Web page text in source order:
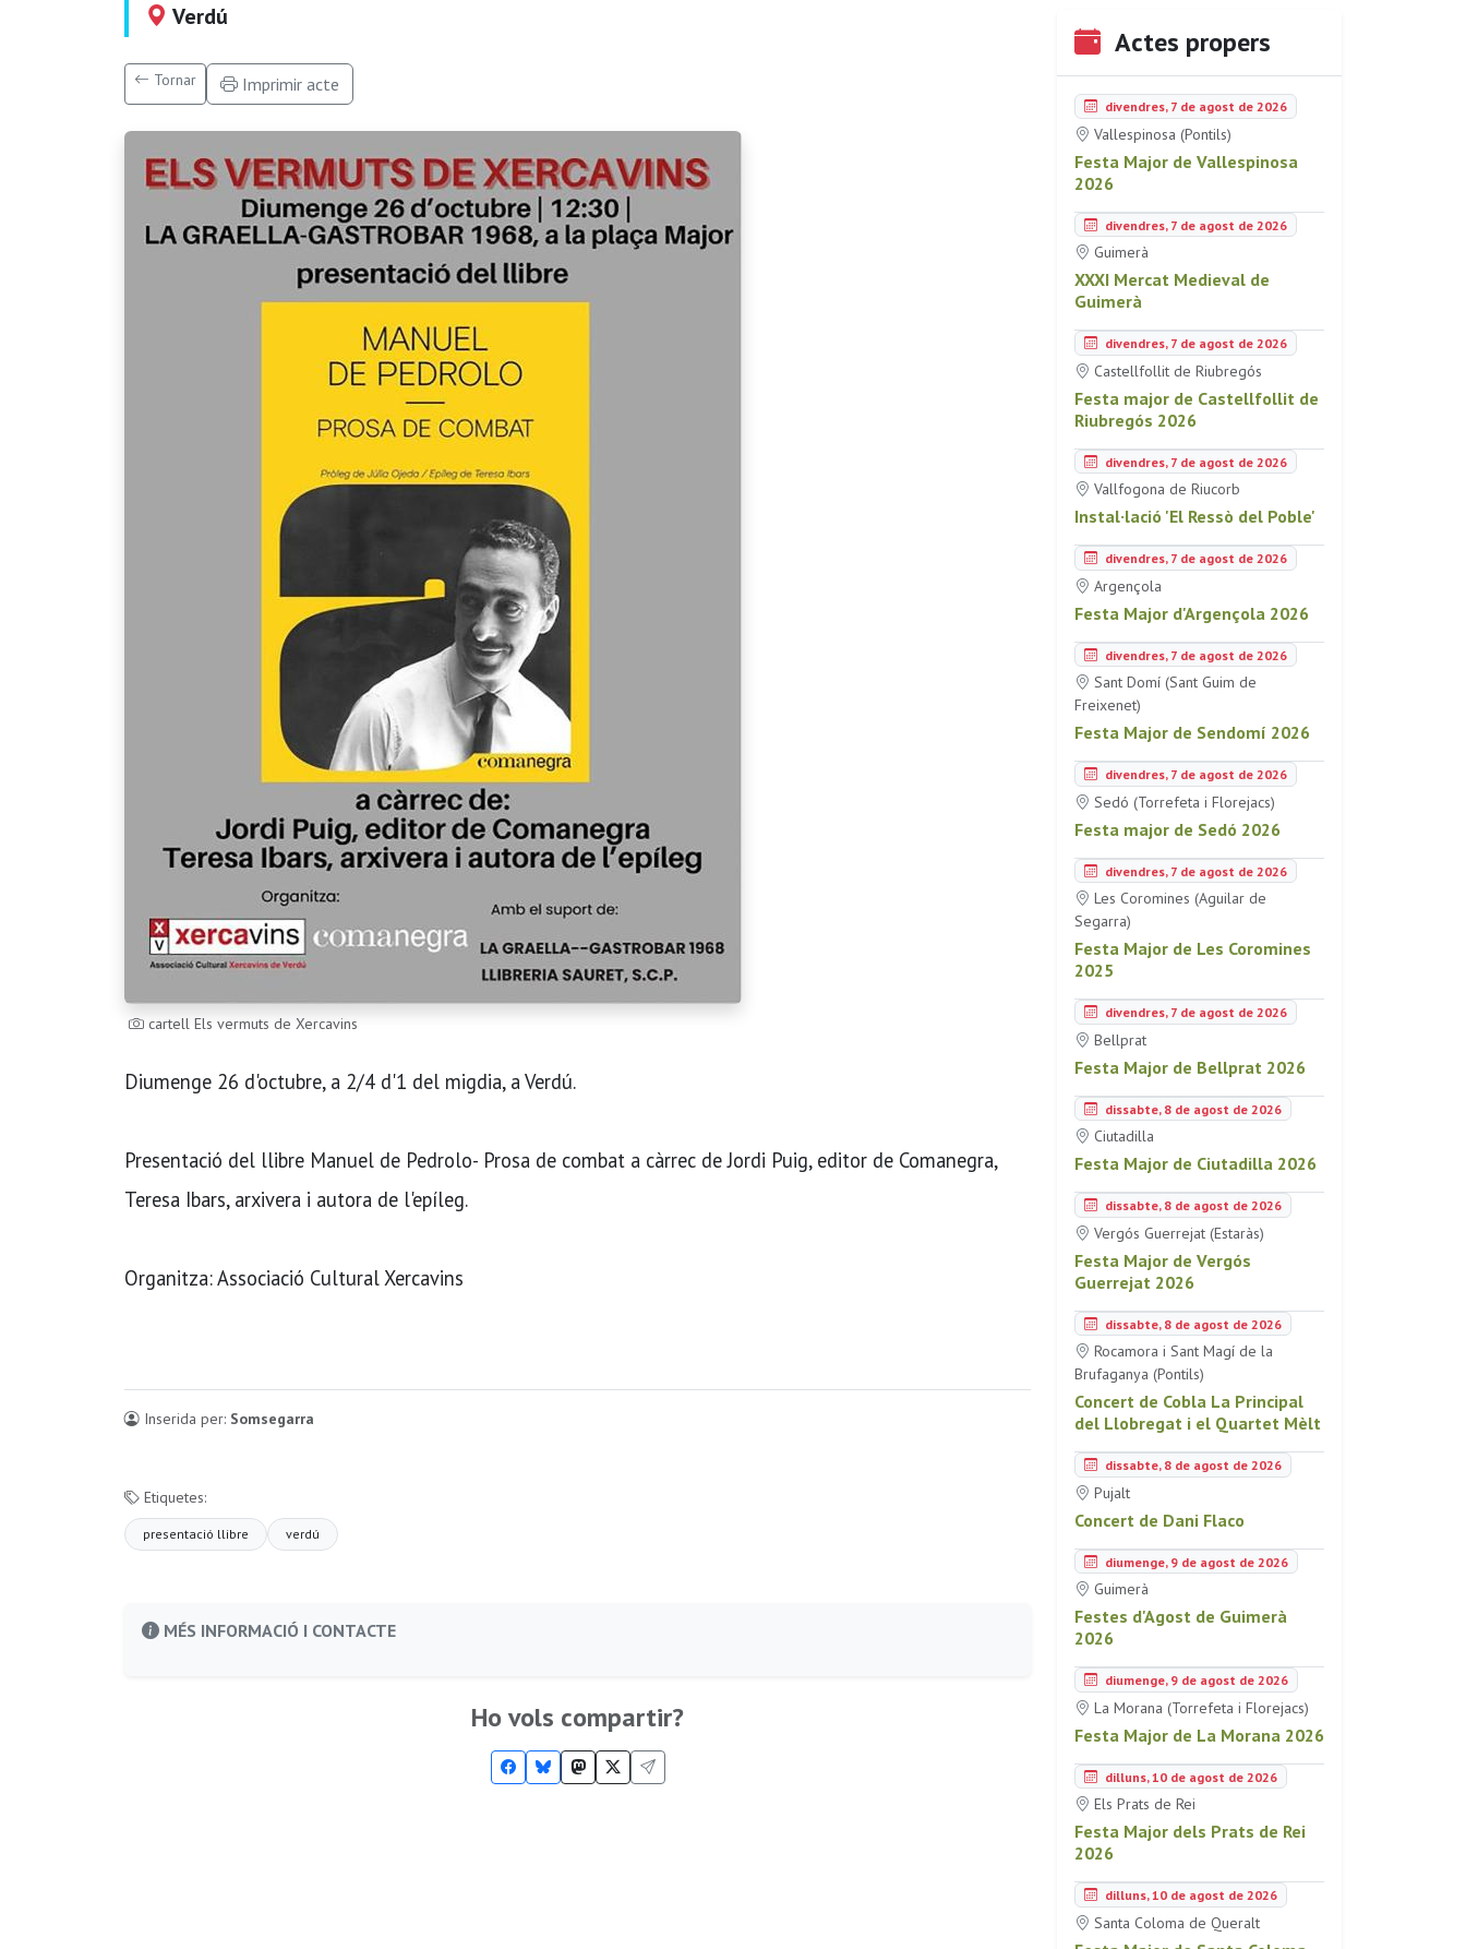
Verdú
Tornar Imprimir acte
cartell Els vermuts de Xercavins
Diumenge 26 d'octubre, a 2/4 d'1 del migdia, a Verdú.
Presentació del llibre Manuel de Pedrolo- Prosa de combat a càrrec de Jordi Puig, editor de Comanegra,
Teresa Ibars, arxivera i autora de l'epíleg.
Organitza: Associació Cultural Xercavins
Inserida per: Somsegarra
Etiquetes:
presentació llibre verdú
MÉS INFORMACIÓ I CONTACTE
Ho vols compartir?
Actes propers
divendres, 7 de agost de 2026
Vallespinosa (Pontils)
Festa Major de Vallespinosa
2026
divendres, 7 de agost de 2026
Guimerà
XXXI Mercat Medieval de
Guimerà
divendres, 7 de agost de 2026
Castellfollit de Riubregós
Festa major de Castellfollit de
Riubregós 2026
divendres, 7 de agost de 2026
Vallfogona de Riucorb
Instal·lació 'El Ressò del Poble'
divendres, 7 de agost de 2026
Argençola
Festa Major d'Argençola 2026
divendres, 7 de agost de 2026
Sant Domí (Sant Guim de
Freixenet)
Festa Major de Sendomí 2026
divendres, 7 de agost de 2026
Sedó (Torrefeta i Florejacs)
Festa major de Sedó 2026
divendres, 7 de agost de 2026
Les Coromines (Aguilar de
Segarra)
Festa Major de Les Coromines
2025
divendres, 7 de agost de 2026
Bellprat
Festa Major de Bellprat 2026
dissabte, 8 de agost de 2026
Ciutadilla
Festa Major de Ciutadilla 2026
dissabte, 8 de agost de 2026
Vergós Guerrejat (Estaràs)
Festa Major de Vergós
Guerrejat 2026
dissabte, 8 de agost de 2026
Rocamora i Sant Magí de la
Brufaganya (Pontils)
Concert de Cobla La Principal
del Llobregat i el Quartet Mèlt
dissabte, 8 de agost de 2026
Pujalt
Concert de Dani Flaco
diumenge, 9 de agost de 2026
Guimerà
Festes d'Agost de Guimerà
2026
diumenge, 9 de agost de 2026
La Morana (Torrefeta i Florejacs)
Festa Major de La Morana 2026
dilluns, 10 de agost de 2026
Els Prats de Rei
Festa Major dels Prats de Rei
2026
dilluns, 10 de agost de 2026
Santa Coloma de Queralt